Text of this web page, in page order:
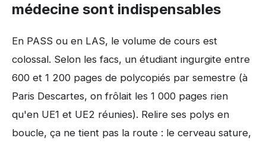
médecine sont indispensables
En PASS ou en LAS, le volume de cours est
colossal. Selon les facs, un étudiant ingurgite entre
600 et 1 200 pages de polycopiés par semestre (à
Paris Descartes, on frôlait les 1 000 pages rien
qu'en UE1 et UE2 réunies). Relire ses polys en
boucle, ça ne tient pas la route : le cerveau sature,